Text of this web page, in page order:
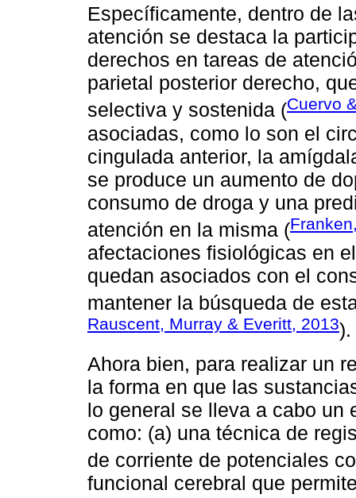
Específicamente, dentro de
atención se destaca la
derechos en tareas de
parietal posterior derecho,
selectiva y sostenida (Cuervo
asociadas, como lo son el
cingulada anterior, la
se produce un aumento de
consumo de droga y una
atención en la misma (
afectaciones fisiológicas en
quedan asociados con el
mantener la búsqueda de
Rauscent, Murray & Everitt, 2013).
Ahora bien, para realizar un
la forma en que las
lo general se lleva a cabo un
como: (a) una técnica de
de corriente de potenciales
funcional cerebral que